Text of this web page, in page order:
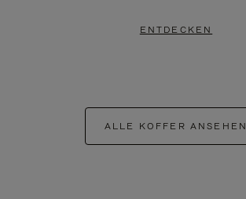
ENTDECKEN
ALLE KOFFER ANSEHEN